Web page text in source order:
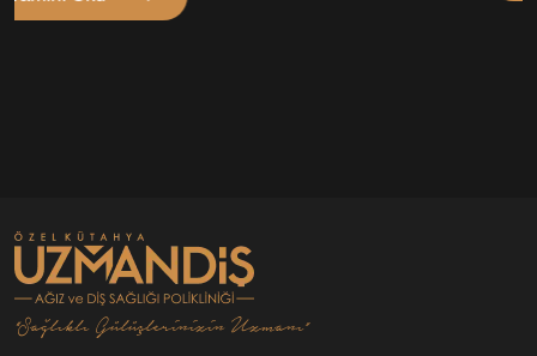
“Sağlıklı Gülüşlerinizin Uzmanı”